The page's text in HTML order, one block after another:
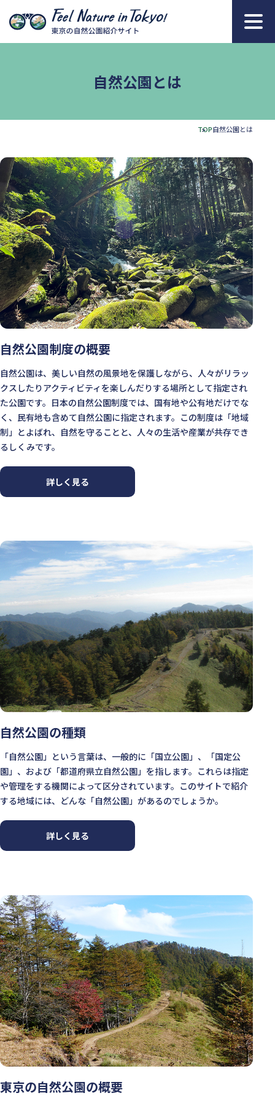
自然公園とは
TOP自然公園とは
自然公園制度の概要
自然公園は、美しい自然の風景地を保護しながら、人々がリラッ
クスしたりアクティビティを楽しんだりする場所として指定され
た公園です。日本の自然公園制度では、国有地や公有地だけでな
く、民有地も含めて自然公園に指定されます。この制度は「地域
制」とよばれ、自然を守ることと、人々の生活や産業が共存でき
るしくみです。
詳しく見る
自然公園の種類
「自然公園」という言葉は、一般的に「国立公園」、「国定公
園」、および「都道府県立自然公園」を指します。これらは指定
や管理をする機関によって区分されています。このサイトで紹介
する地域には、どんな「自然公園」があるのでしょうか。
詳しく見る
東京の自然公園の概要